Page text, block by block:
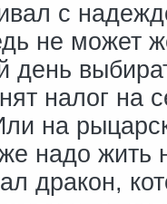
с
не может
день
налог на
на
надо жить
дракон,